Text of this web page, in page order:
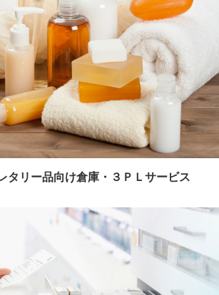
タリー品向け倉庫・３ＰＬサービス